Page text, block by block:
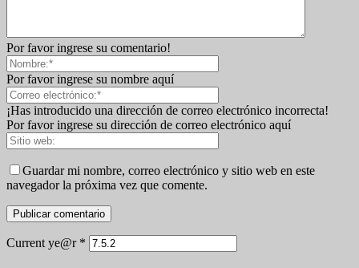
Por favor ingrese su comentario!
Por favor ingrese su nombre aquí
¡Has introducido una dirección de correo electrónico incorrecta!
Por favor ingrese su dirección de correo electrónico aquí
Guardar mi nombre, correo electrónico y sitio web en este
navegador la próxima vez que comente.
Current ye@r *